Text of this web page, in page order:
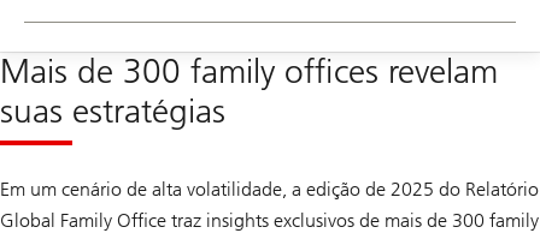
Mais de 300 family offices revelam
suas estratégias
Em um cenário de alta volatilidade, a edição de 2025 do Relatório
Global Family Office traz insights exclusivos de mais de 300 family